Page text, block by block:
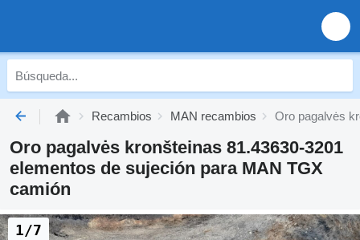
Recambios MAN recambios Oro pagalvės
Oro pagalvės kronšteinas 81.43630-3201
elementos de sujeción para MAN TGX
camión
1/7